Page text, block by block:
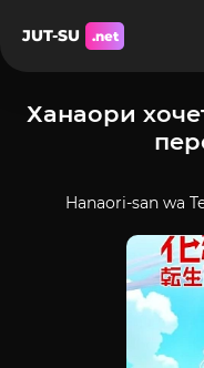
JUT-SU .net
Ханаори
Hanaori-san wa